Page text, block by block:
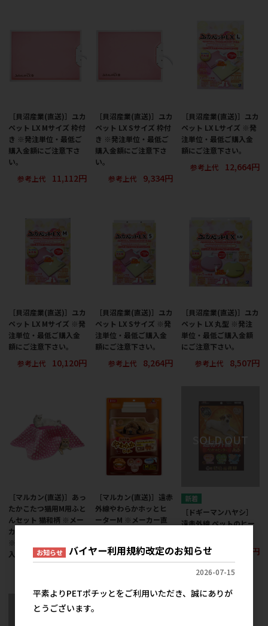
［貝沼産業(直送)］ユカ
ペット LX Mサイズ 枠付
き ※発注単位・最低ご
購入金額にご注意下さ
い。
参考上代
11,112円
［貝沼産業(直送)］ユカ
ペット LX Sサイズ 枠付
き ※発注単位・最低ご
購入金額にご注意下さ
い。
参考上代
9,334円
［貝沼産業(直送)］ユカ
ペット LX Lサイズ ※発
注単位・最低ご購入金
額にご注意下さい。
参考上代
12,664円
［貝沼産業(直送)］ユカ
ペット LX Mサイズ ※発
注単位・最低ご購入金
額にご注意下さい。
参考上代
10,120円
［貝沼産業(直送)］ユカ
ペット LX Sサイズ ※発
注単位・最低ご購入金
額にご注意下さい。
参考上代
8,264円
［貝沼産業(直送)］ユカ
ペット LX 丸型 ※発注
単位・最低ご購入金額
にご注意下さい。
参考上代
8,507円
［マルカン(直送)］あっ
たかこたつ猫用M用ふと
んセット 猫和柄 ※メー
カー直送となります。
※発注単位・最低ご購
入金額にご注意下さい
［マルカン(直送)］遠赤
外線やわらかホッとヒ
ーターM ※メーカー直
にご注意下さい
［ドギーマンハヤシ］
遠赤外線 ペットのヒー
参考上代
5,957円
お知らせ バイヤー利用規約改定のお知らせ
2026-07-15
平素よりPETポチッとをご利用いただき、誠にありが
とうございます。